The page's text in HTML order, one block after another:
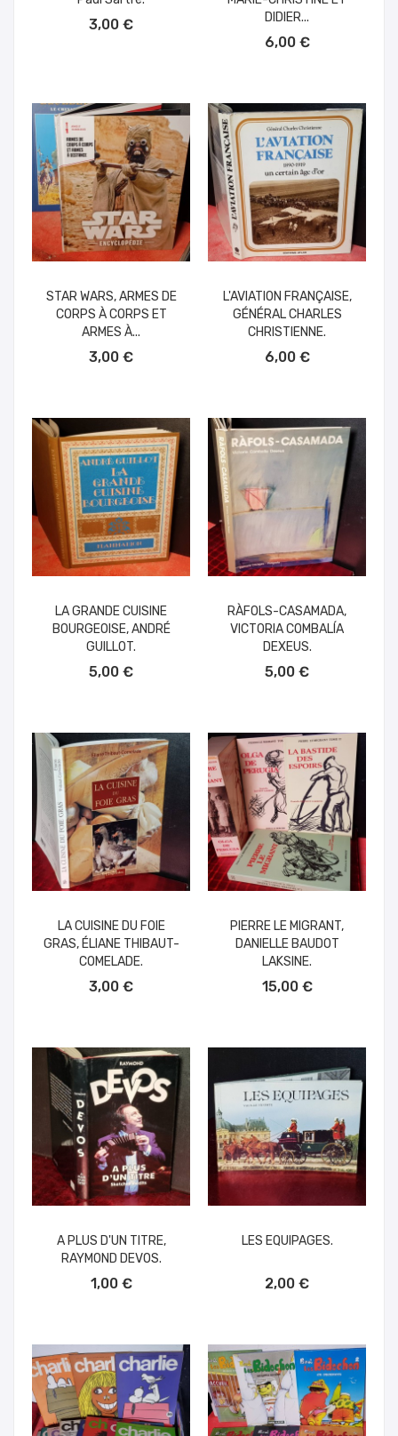
3,00 €
DIDIER...
6,00 €
STAR WARS, ARMES DE
CORPS À CORPS ET
ARMES À...
3,00 €
L'AVIATION FRANÇAISE,
GÉNÉRAL CHARLES
CHRISTIENNE.
6,00 €
LA GRANDE CUISINE
BOURGEOISE, ANDRÉ
GUILLOT.
5,00 €
RÀFOLS-CASAMADA,
VICTORIA COMBALÍA
DEXEUS.
5,00 €
LA CUISINE DU FOIE
GRAS, ÉLIANE THIBAUT-
COMELADE.
3,00 €
PIERRE LE MIGRANT,
DANIELLE BAUDOT
LAKSINE.
15,00 €
A PLUS D'UN TITRE,
RAYMOND DEVOS.
1,00 €
LES EQUIPAGES.
2,00 €